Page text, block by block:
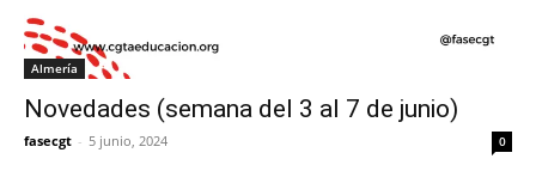
Almería
Novedades (semana del 3 al 7 de junio)
fasecgt - 5 junio, 2024 0